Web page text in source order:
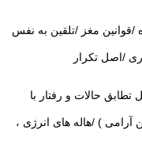
/قوانین مغز /تلقین به نفس
/اصل تکرار
حالات و رفتار با
) /هاله های انرژی ،